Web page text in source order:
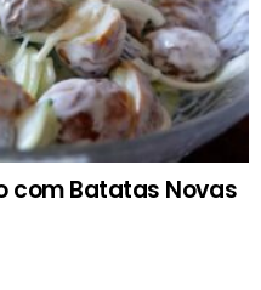
com Batatas Novas